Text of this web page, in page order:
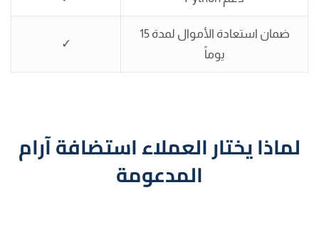
ضمان استعادة الأموال لمدة 15
يوماً
✓
لماذا يختار العملاء استضافة آرام
المدعومة